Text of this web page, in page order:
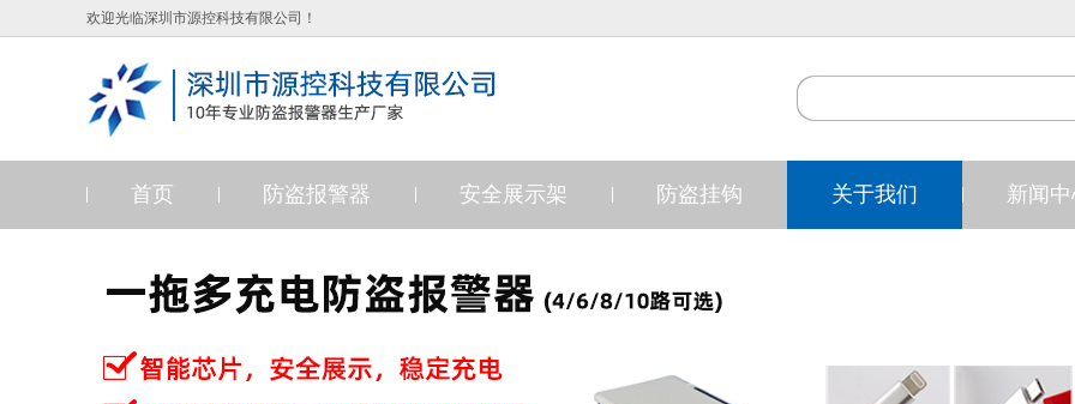
欢迎光临深圳市源控科技有限公司！
首页 防盗报警器 安全展示架 防盗挂钩 关于我们 新闻